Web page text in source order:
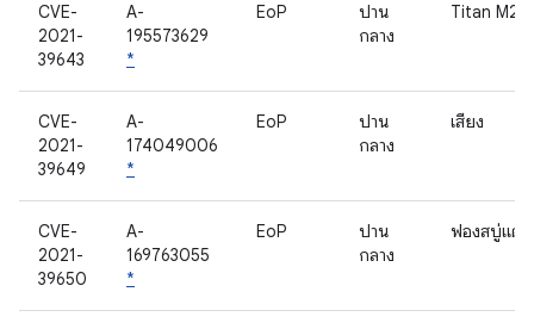
CVE-
2021-
39643
A-
195573629
*
EoP
ปาน
กลาง
Titan M2
CVE-
2021-
39649
A-
174049006
*
EoP
ปาน
กลาง
เสียง
CVE-
2021-
39650
A-
169763055
*
EoP
ปาน
กลาง
ฟองสบู่แตก